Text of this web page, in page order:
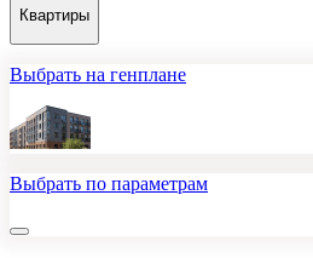
Квартиры
Выбрать на генплане
Выбрать по параметрам